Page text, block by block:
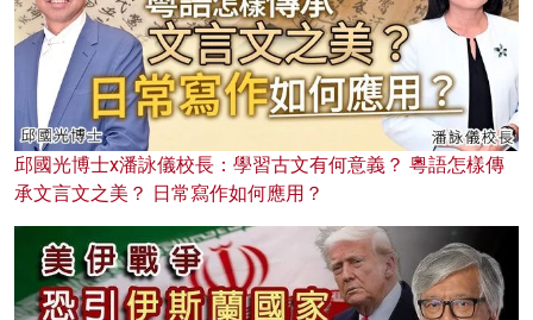
邱國光博士x潘詠儀校長：學習古文有何意義？ 粵語怎樣傳
承文言文之美？ 日常寫作如何應用？